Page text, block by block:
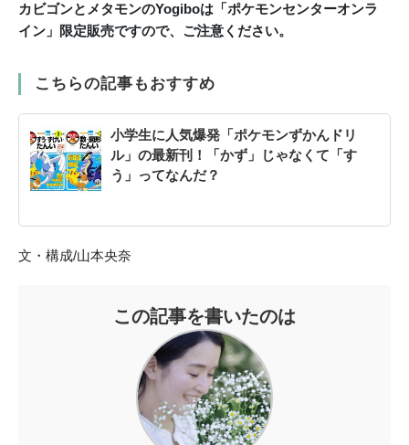
カビゴンとメタモンのYogiboは「ポケモンセンターオンラ
イン」限定販売ですので、ご注意ください。
こちらの記事もおすすめ
小学生に人気爆発「ポケモンずかんドリ
ル」の最新刊！「かず」じゃなくて「す
う」ってなんだ？
文・構成/山本央奈
この記事を書いたのは